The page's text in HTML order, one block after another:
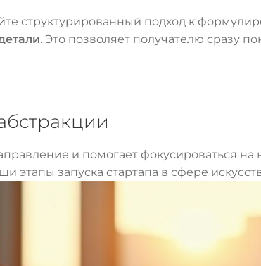
структурированный подход к
. Это позволяет получателю сразу
и помогает фокусироваться
этапы запуска стартапа в сфере